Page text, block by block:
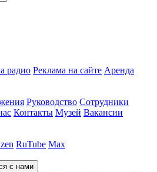
радио Реклама на сайте Аренда
Руководство Сотрудники
Контакты Музей Вакансии
RuTube Max
с нами